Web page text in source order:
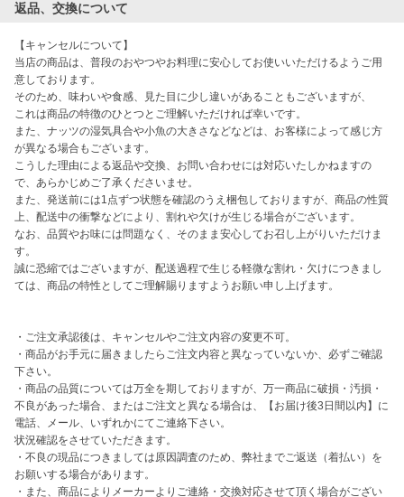
返品、交換について
【キャンセルについて】
当店の商品は、普段のおやつやお料理に安心してお使いいただけるようご用
意しております。
そのため、味わいや食感、見た目に少し違いがあることもございますが、
これは商品の特徴のひとつとご理解いただければ幸いです。
また、ナッツの湿気具合や小魚の大きさなどなどは、お客様によって感じ方
が異なる場合もございます。
こうした理由による返品や交換、お問い合わせには対応いたしかねますの
で、あらかじめご了承くださいませ。
また、発送前には1点ずつ状態を確認のうえ梱包しておりますが、商品の性質
上、配送中の衝撃などにより、割れや欠けが生じる場合がございます。
なお、品質やお味には問題なく、そのまま安心してお召し上がりいただけま
す。
誠に恐縮ではございますが、配送過程で生じる軽微な割れ・欠けにつきまし
ては、商品の特性としてご理解賜りますようお願い申し上げます。
・ご注文承認後は、キャンセルやご注文内容の変更不可。
・商品がお手元に届きましたらご注文内容と異なっていないか、必ずご確認
下さい。
・商品の品質については万全を期しておりますが、万一商品に破損・汚損・
不良があった場合、またはご注文と異なる場合は、【お届け後3日間以内】に
電話、メール、いずれかにてご連絡下さい。
状況確認をさせていただきます。
・不良の現品につきましては原因調査のため、弊社までご返送（着払い）を
お願いする場合があります。
・また、商品によりメーカーよりご連絡・交換対応させて頂く場合がござい